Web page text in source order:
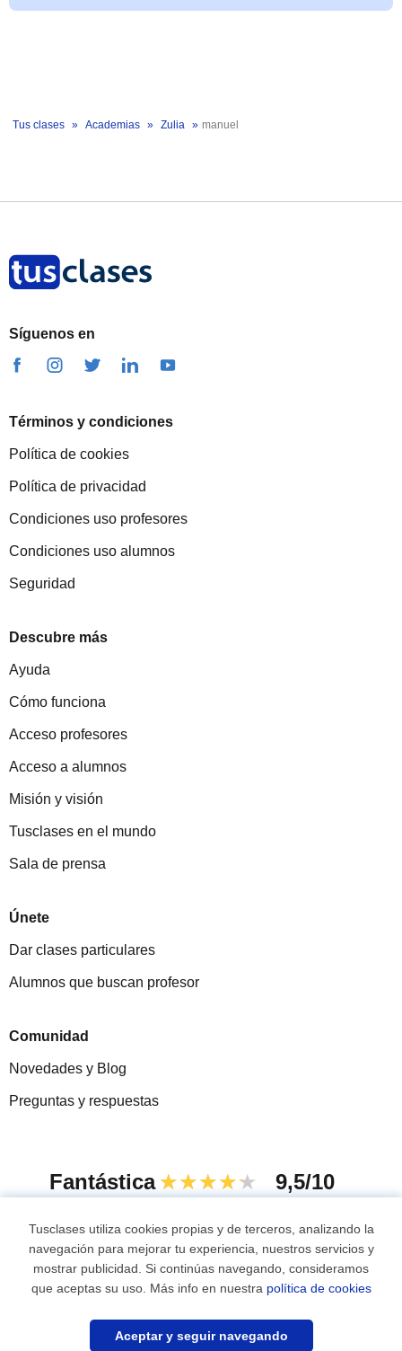
Contacta sin compromiso
Tus clases Academias Zulia manuel
Síguenos en
Términos y condiciones
Política de cookies
Política de privacidad
Condiciones uso profesores
Condiciones uso alumnos
Seguridad
Descubre más
Ayuda
Cómo funciona
Acceso profesores
Acceso a alumnos
Misión y visión
Tusclases en el mundo
Sala de prensa
Únete
Dar clases particulares
Alumnos que buscan profesor
Comunidad
Novedades y Blog
Preguntas y respuestas
Fantástica ★★★★★ 9,5/10
© 2007 - 2026 Tusclases.com.ve
Mapa web:Profesores particulares
Tusclases utiliza cookies propias y de terceros, analizando la
navegación para mejorar tu experiencia, nuestros servicios y
mostrar publicidad. Si continúas navegando, consideramos
que aceptas su uso. Más info en nuestra política de cookies
Aceptar y seguir navegando